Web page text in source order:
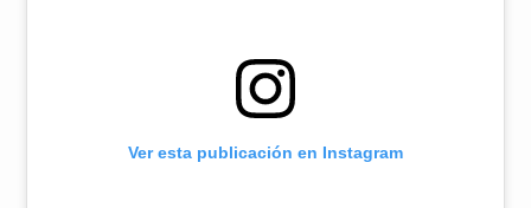
Ver esta publicación en Instagram